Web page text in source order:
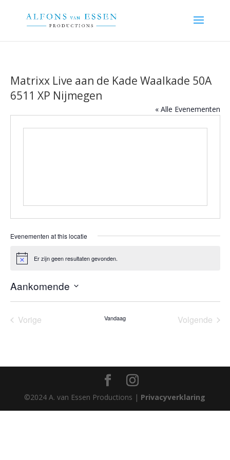
Matrixx Live aan de Kade Waalkade 50A
6511 XP Nijmegen
« Alle Evenementen
Evenementen at this locatie
Bericht Er zijn geen resultaten gevonden.
Aankomende
datum.
Vorige
Vandaag
Volgende
©2024 A. van Essen Productions | Privacyverklaring